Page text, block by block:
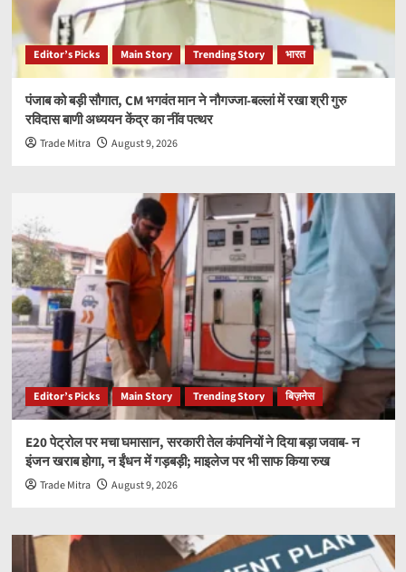
Editor’s Picks Main Story Trending Story भारत
पंजाब को बड़ी सौगात, CM भगवंत मान ने नौगज्जा-बल्लां में रखा श्री गुरु
रविदास बाणी अध्ययन केंद्र का नींव पत्थर
Trade Mitra August 9, 2026
Editor’s Picks Main Story Trending Story बिज़नेस
E20 पेट्रोल पर मचा घमासान, सरकारी तेल कंपनियों ने दिया बड़ा जवाब- न
इंजन खराब होगा, न ईंधन में गड़बड़ी; माइलेज पर भी साफ किया रुख
Trade Mitra August 9, 2026